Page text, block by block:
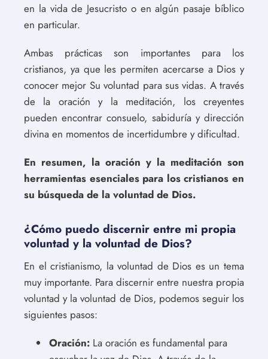
en la vida de Jesucristo o en algún pasaje bíblico
en particular.
Ambas prácticas son importantes para los
cristianos, ya que les permiten acercarse a Dios y
conocer mejor Su voluntad para sus vidas. A través
de la oración y la meditación, los creyentes
pueden encontrar consuelo, sabiduría y dirección
divina en momentos de incertidumbre y dificultad.
En resumen, la oración y la meditación son
herramientas esenciales para los cristianos en
su búsqueda de la voluntad de Dios.
¿Cómo puedo discernir entre mi propia
voluntad y la voluntad de Dios?
En el cristianismo, la voluntad de Dios es un tema
muy importante. Para discernir entre nuestra propia
voluntad y la voluntad de Dios, podemos seguir los
siguientes pasos:
Oración: La oración es fundamental para